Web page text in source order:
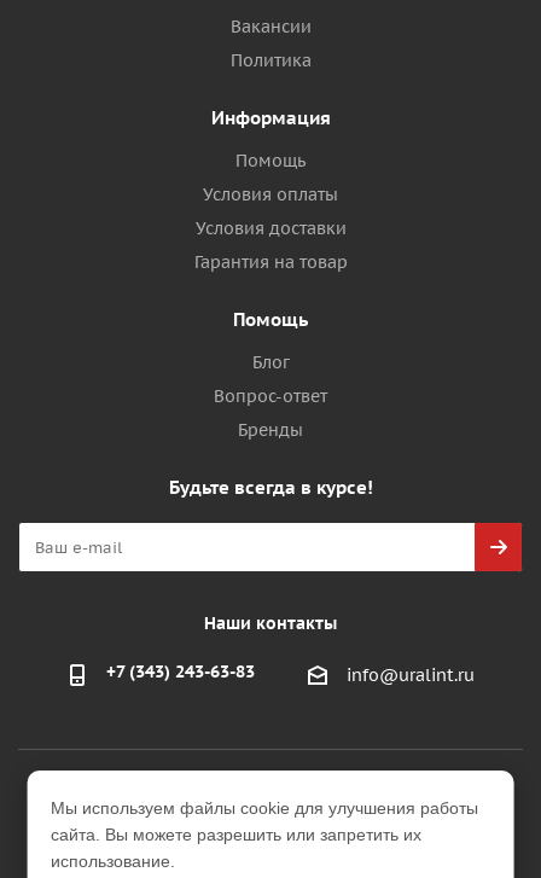
Вакансии
Политика
Информация
Помощь
Условия оплаты
Условия доставки
Гарантия на товар
Помощь
Блог
Вопрос-ответ
Бренды
Будьте всегда в курсе!
Наши контакты
+7 (343) 243-63-83 info@uralint.ru
2026 © ООО "УралИнтерьер"
Интернет-магазин строительных и отделочных
Мы используем файлы cookie для улучшения работы
сайта. Вы можете разрешить или запретить их
использование.